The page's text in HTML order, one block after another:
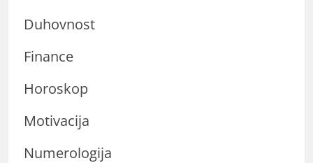
Duhovnost
Finance
Horoskop
Motivacija
Numerologija